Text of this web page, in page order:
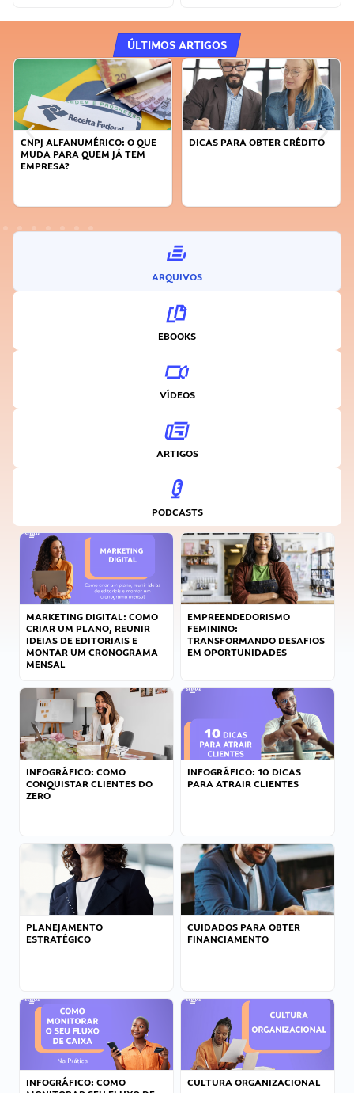
ÚLTIMOS ARTIGOS
DICAS PARA OBTER CRÉDITO
FAÇA A DIFERENÇA: SEJA
ARQUIVOS
EBOOKS
VÍDEOS
ARTIGOS
PODCASTS
MARKETING DIGITAL: COMO
CRIAR UM PLANO, REUNIR
IDEIAS DE EDITORIAIS E
MONTAR UM CRONOGRAMA
MENSAL
EMPREENDEDORISMO
FEMININO:
TRANSFORMANDO DESAFIOS
EM OPORTUNIDADES
INFOGRÁFICO: COMO
CONQUISTAR CLIENTES DO
ZERO
INFOGRÁFICO: 10 DICAS
PARA ATRAIR CLIENTES
PLANEJAMENTO
ESTRATÉGICO
CUIDADOS PARA OBTER
FINANCIAMENTO
INFOGRÁFICO: COMO
CULTURA ORGANIZACIONAL